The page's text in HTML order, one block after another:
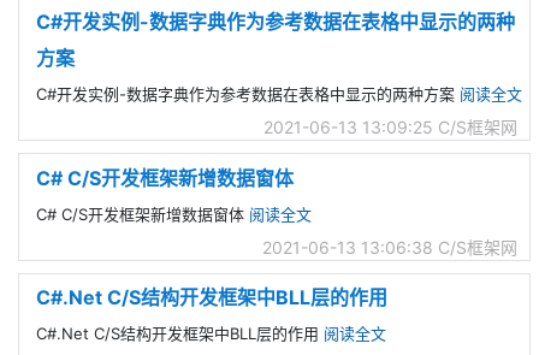
C#开发实例-数据字典作为参考数据在表格中显示的两种
方案
C#开发实例-数据字典作为参考数据在表格中显示的两种方案 阅读全文
2021-06-13 13:09:25 C/S框架网
C# C/S开发框架新增数据窗体
C# C/S开发框架新增数据窗体 阅读全文
2021-06-13 13:06:38 C/S框架网
C#.Net C/S结构开发框架中BLL层的作用
C#.Net C/S结构开发框架中BLL层的作用 阅读全文